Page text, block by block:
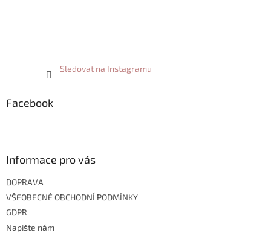
Sledovat na Instagramu
Facebook
Informace pro vás
DOPRAVA
VŠEOBECNÉ OBCHODNÍ PODMÍNKY
GDPR
Napište nám